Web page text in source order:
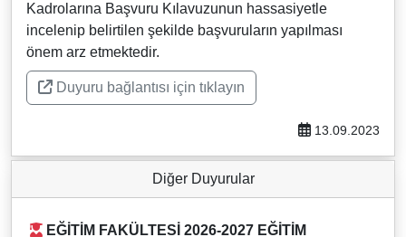
Kadrolarına Başvuru Kılavuzunun hassasiyetle
incelenip belirtilen şekilde başvuruların yapılması
önem arz etmektedir.
Duyuru bağlantısı için tıklayın
13.09.2023
Diğer Duyurular